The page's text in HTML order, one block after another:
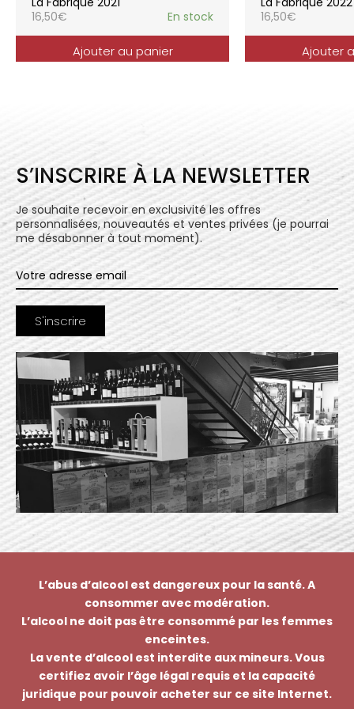
16,50€ En stock
Ajouter au panier
16,50€
Ajouter
S’INSCRIRE À LA NEWSLETTER
Je souhaite recevoir en exclusivité les offres
personnalisées, nouveautés et ventes privées (je pourrai
me désabonner à tout moment).
L’abus d’alcool est dangereux pour la santé. A
consommer avec modération.
L’alcool ne doit pas être consommé par les femmes
enceintes.
La vente d’alcool est interdite aux mineurs. Vous
certifiez avoir l’âge légal requis et la capacité
juridique pour pouvoir acheter sur ce site Internet.